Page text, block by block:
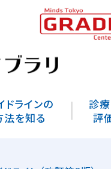
ドラインの
を知る
診
評